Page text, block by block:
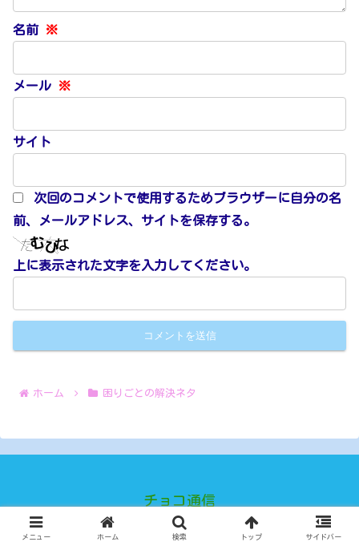
名前 ※
メール ※
サイト
次回のコメントで使用するためブラウザーに自分の名
前、メールアドレス、サイトを保存する。
上に表示された文字を入力してください。
ホーム 困りごとの解決ネタ
チョコ通信
© 2024 チョコ通信.
メニュー ホーム 検索 トップ サイドバー